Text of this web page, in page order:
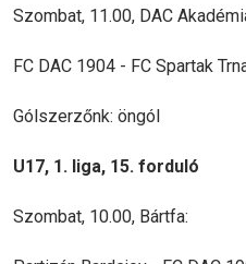
Szombat, 11.00, DAC
FC DAC 1904 - FC Spartak
Gólszerzőnk: öngól
U17, 1. liga, 15. forduló
Szombat, 10.00, Bártfa: